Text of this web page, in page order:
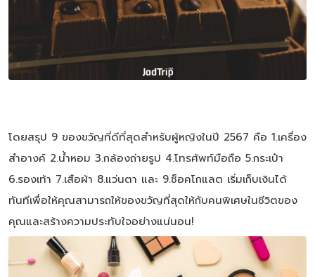
โดยสรุป 9 ของขวัญที่ดีที่สุดสำหรับผู้หญิงในปี 2567 คือ 1.เครื่อง
สำอางค์ 2.น้ำหอม 3.กล้องถ่ายรูป 4.โทรศัพท์มือถือ 5.กระเป๋า
6.รองเท้า 7.เสือผ้า 8.แว่นตา และ 9.ช็อคโกแลต เริ่มเก็บเงินได้
ทันทีเพื่อให้คุณสามารถให้ของขวัญที่สุดให้กับคนพิเศษในชีวิตของ
คุณและสร้างความประทับใจอย่างแน่นอน!